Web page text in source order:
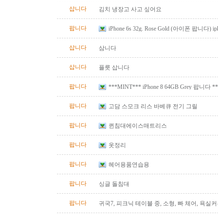
삽니다 김치 냉장고 사고 싶어요
팝니다 iPhone 6s 32g. Rose Gold (아이폰 팝니다)
삽니다 삼니다
삽니다 플릇 삽니다
팝니다 ***MINT*** iPhone 8 64GB Grey 팝니다
팝니다 고담 스모크 리스 바베큐 전기 그릴
팝니다 퀸침대에이스매트리스
팝니다 옷정리
팝니다 헤어용품연습용
팝니다 싱글 돌침대
팝니다
귀국7, 피크닉 테이블 중, 소형, 빠 체어, 욕실